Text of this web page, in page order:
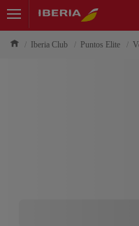
Iberia Club Puntos Elite